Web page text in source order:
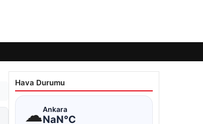
Hava Durumu
☁Ankara
NaN°C